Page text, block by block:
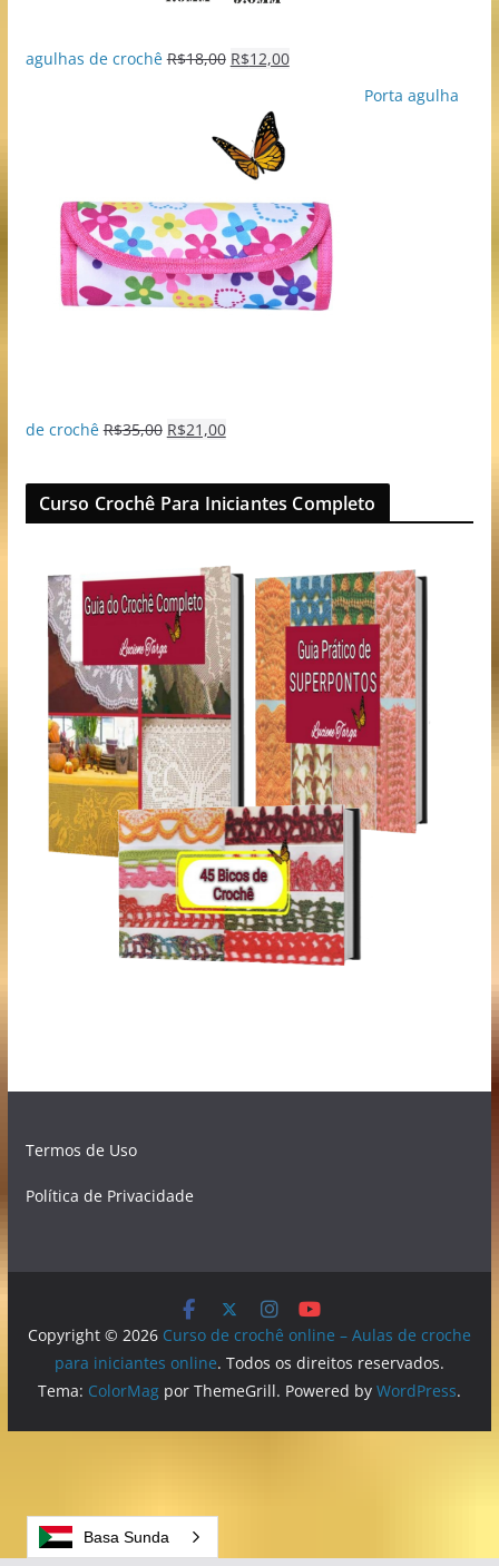
agulhas de crochê R$18,00 R$12,00
Porta agulha
de crochê R$35,00 R$21,00
Curso Crochê Para Iniciantes Completo
Termos de Uso
Política de Privacidade
Copyright © 2026 Curso de crochê online – Aulas de croche
para iniciantes online. Todos os direitos reservados.
Tema: ColorMagpor ThemeGrill. Powered by WordPress.
Basa Sunda